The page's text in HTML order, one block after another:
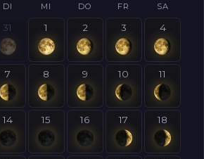
DI MI DO FR SA
31 1 2 3 4
7 8 9 10 11
14 15 16 17 18